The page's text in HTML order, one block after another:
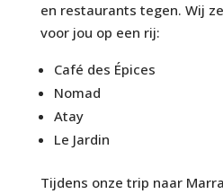
en restaurants tegen. Wij
voor jou op een rij:
Café des Épices
Nomad
Atay
Le Jardin
Tijdens onze trip naar